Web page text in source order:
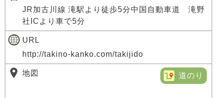
JR加古川線 滝駅より徒歩5分中国自動車道 滝野
社ICより車で5分
URL
http://takino-kanko.com/takijido
地図 道のり